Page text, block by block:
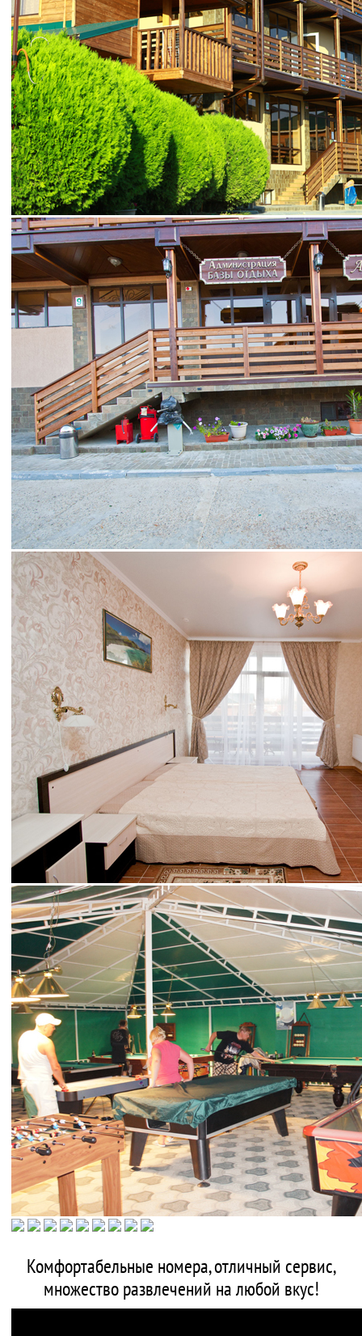
Комфортабельные номера, отличный сервис,
множество развлечений на любой вкус!